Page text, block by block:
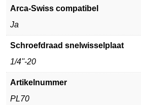
Arca-Swiss compatibel
Ja
Schroefdraad snelwisselplaat
1/4''-20
Artikelnummer
PL70